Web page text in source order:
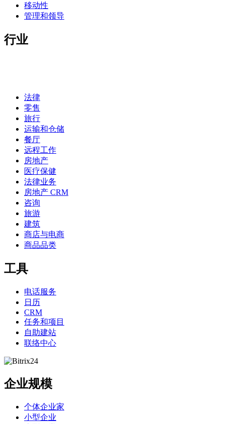
移动性
管理和领导
行业
法律
零售
旅行
运输和仓储
餐厅
远程工作
房地产
医疗保健
法律业务
房地产 CRM
咨询
旅游
建筑
商店与电商
商品品类
工具
电话服务
日历
CRM
任务和项目
自助建站
联络中心
企业规模
个体企业家
小型企业